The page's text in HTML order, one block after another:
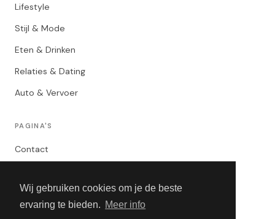
Wij gebruiken cookies om je de beste
ervaring te bieden. Meer info
Lifestyle
Stijl & Mode
Eten & Drinken
Relaties & Dating
Auto & Vervoer
PAGINA'S
Contact
Algemene Voorwaarden
Adverteren